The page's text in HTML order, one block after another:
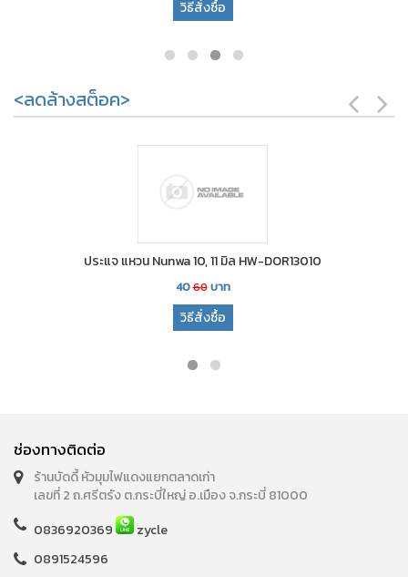
วิธีสั่งซื้อ
<ลดล้างสต็อค>
ประแจ แหวน Nunwa 10, 11 มิล HW-DOR13010
4060บาท
วิธีสั่งซื้อ
ช่องทางติดต่อ
ร้านบัดดี้ หัวมุมไฟแดงแยกตลาดเก่า
เลขที่ 2 ถ.ศรีตรัง ต.กระบี่ใหญ่ อ.เมือง จ.กระบี่ 81000
0836920369
zycle
0891524596